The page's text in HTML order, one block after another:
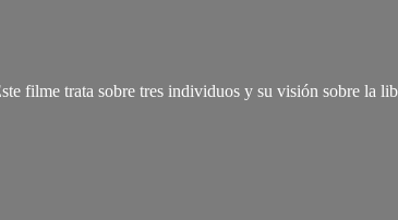
filme trata sobre tres individuos y su visión sobre la